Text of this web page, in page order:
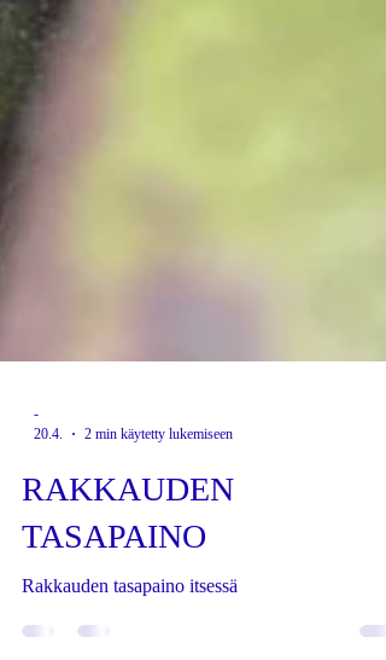
20.4.
2 min käytetty lukemiseen
RAKKAUDEN
TASAPAINO
Rakkauden tasapaino itsessä